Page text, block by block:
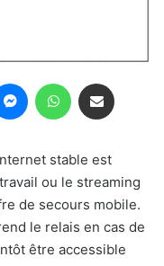
MessengerWhatsApp
stable est
ou le streaming
de secours mobile.
le relais en cas de
être accessible